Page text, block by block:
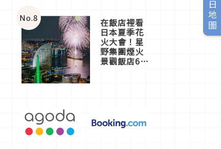
旅日地圖
店3分即達
No.8 在飯店裡看
日本夏季花
火大會！星
野集團煙火
景觀飯店6